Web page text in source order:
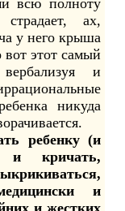
всю полноту
ах,
у него крыша
вот этот самый
и
никуда
ребенку (и
и кричать,
и
и жестких